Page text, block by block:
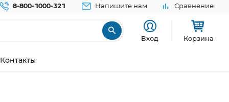
8-800-1000-321 Напишите нам Сравнение
Вход Корзина
Контакты